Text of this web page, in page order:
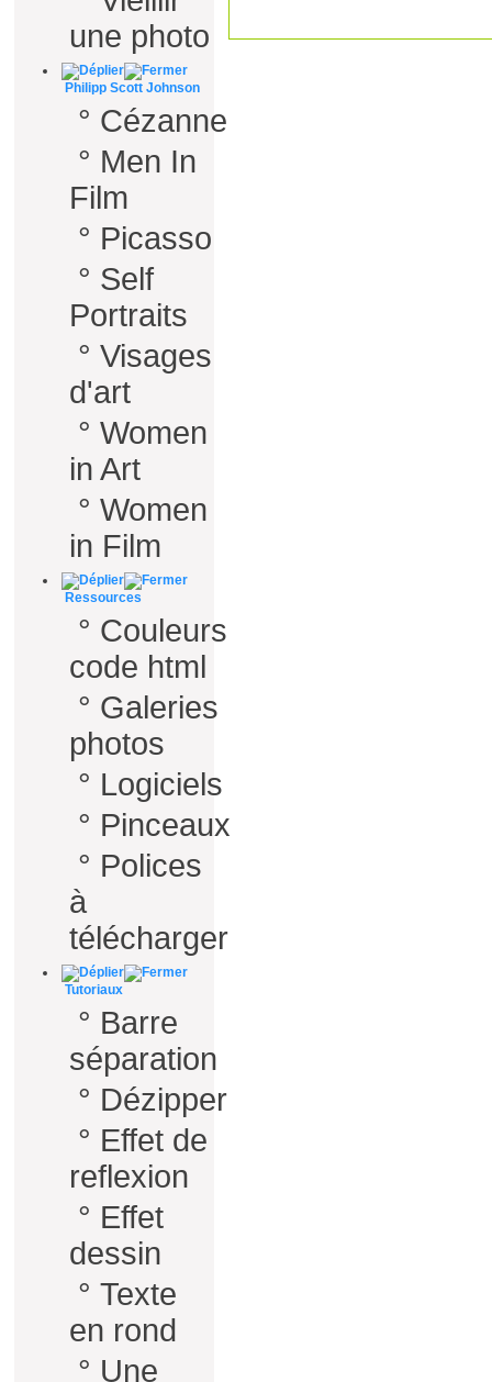
une photo
Philipp Scott Johnson
° Cézanne
° Men In
Film
° Picasso
° Self
Portraits
° Visages
d'art
° Women
in Art
° Women
in Film
Ressources
° Couleurs
code html
° Galeries
photos
° Logiciels
° Pinceaux
° Polices
à
télécharger
Tutoriaux
° Barre
séparation
° Dézipper
° Effet de
reflexion
° Effet
dessin
° Texte
en rond
° Une